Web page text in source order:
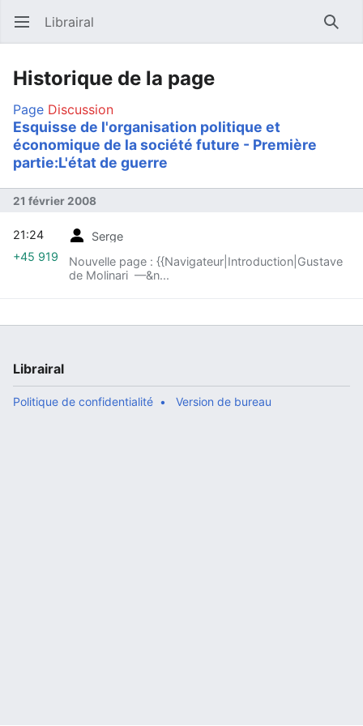
Ouvrir le menu principal Librairal
Historique de la page
Page Discussion
Esquisse de l'organisation politique et
économique de la société future - Première
partie:L'état de guerre
21 février 2008
Serge
Nouvelle page : {{Navigateur|Introduction|Gustave
de Molinari —&n...
21:24
+45 919
Librairal
Politique de confidentialité Version de bureau